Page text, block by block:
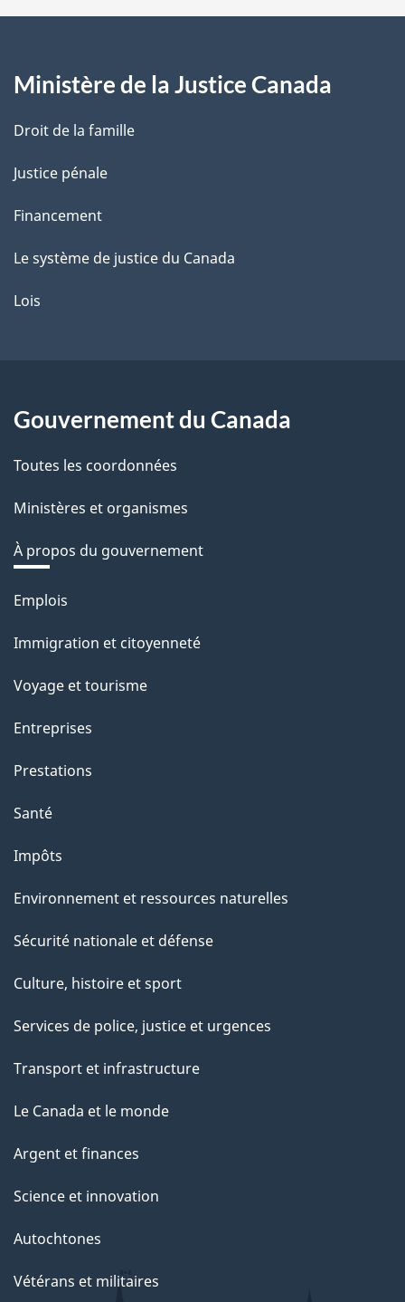
a
e
Ministère de la Justice Canada
Droit de la famille
Justice pénale
Financement
Le système de justice du Canada
Lois
Gouvernement du Canada
Toutes les coordonnées
Ministères et organismes
À propos du gouvernement
Thèmes
sujets
Emplois
Immigration et citoyenneté
Voyage et tourisme
Entreprises
Prestations
Santé
Impôts
Environnement et ressources naturelles
Sécurité nationale et défense
Culture, histoire et sport
Services de police, justice et urgences
Transport et infrastructure
Le Canada et le monde
Argent et finances
Science et innovation
Autochtones
Vétérans et militaires